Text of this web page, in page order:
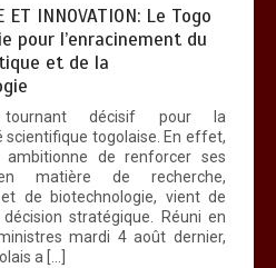
ET INNOVATION: Le Togo
pour l’enracinement du
et de la
décisif pour la
scientifique togolaise. En effet,
ambitionne de renforcer ses
matière de recherche,
et de biotechnologie, vient de
stratégique. Réuni en
mardi 4 août dernier,
a […]